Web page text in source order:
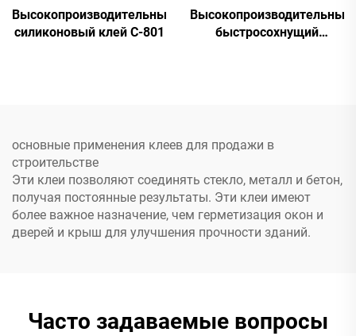
Высокопроизводительный
силиконовый клей C-801
Высокопроизводительный
быстросохнущий
основные применения клеев для продажи в
строительстве
Эти клеи позволяют соединять стекло, металл и бетон,
получая постоянные результаты. Эти клеи имеют
более важное назначение, чем герметизация окон и
дверей и крыш для улучшения прочности зданий.
Часто задаваемые вопросы